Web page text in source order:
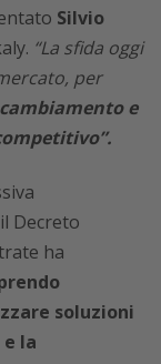
Silvio
“La sfida oggi
per
e
Decreto
ha
soluzioni
la